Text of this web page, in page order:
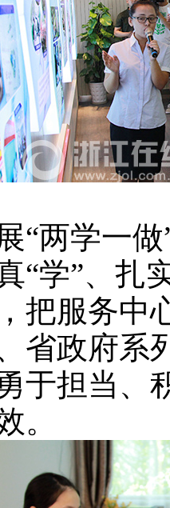
学一做”
“学”、扎
把服务中
省政府系
于担当、
。